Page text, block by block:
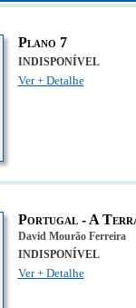
Plano 7
INDISPONÍVEL
Ver + Detalhe
Portugal - A Terra
David Mourão Ferreira
INDISPONÍVEL
Ver + Detalhe